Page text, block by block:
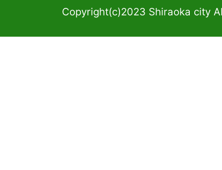
Copyright(c)2023 Shiraoka city